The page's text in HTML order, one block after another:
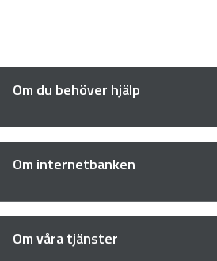
Om du behöver hjälp
Om internetbanken
Om våra tjänster